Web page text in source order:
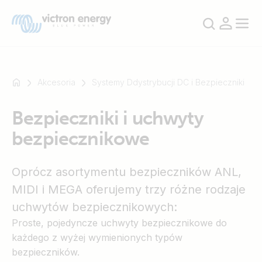
przykład
SmartSolar
Multiplus-
Orion
SmartShunt
Akcesoria Systemy Ddystrybucji DC i Bezpieczniki
Bezpieczniki i uchwyty
bezpiecznikowe
Oprócz asortymentu bezpieczników ANL,
MIDI i MEGA oferujemy trzy różne rodzaje
uchwytów bezpiecznikowych:
Proste, pojedyncze uchwyty bezpiecznikowe do
każdego z wyżej wymienionych typów
bezpieczników.